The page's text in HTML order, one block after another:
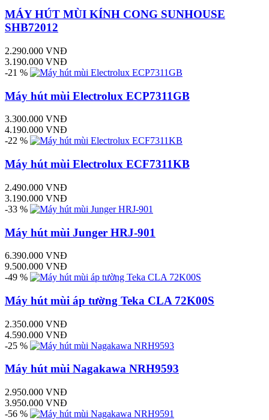
MÁY HÚT MÙI KÍNH CONG SUNHOUSE
SHB72012
2.290.000 VNĐ
3.190.000 VNĐ
-21 %
Máy hút mùi Electrolux ECP7311GB
3.300.000 VNĐ
4.190.000 VNĐ
-22 %
Máy hút mùi Electrolux ECF7311KB
2.490.000 VNĐ
3.190.000 VNĐ
-33 %
Máy hút mùi Junger HRJ-901
6.390.000 VNĐ
9.500.000 VNĐ
-49 %
Máy hút mùi áp tường Teka CLA 72K00S
2.350.000 VNĐ
4.590.000 VNĐ
-25 %
Máy hút mùi Nagakawa NRH9593
2.950.000 VNĐ
3.950.000 VNĐ
-56 %